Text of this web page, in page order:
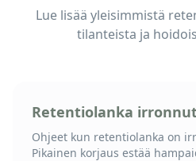
Lue lisää yleisimmistä
tilanteista ja
Retentiolanka
Ohjeet kun retentiolanka on
Pikainen korjaus estää